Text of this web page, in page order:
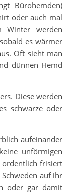
Bürohemden)
oder auch mal
Winter werden
es wärmer
Oft sieht man
dünnen Hemd
Diese werden
schwarze oder
aufeinander
unförmigen
ordentlich frisiert
auf ihr
oder gar damit